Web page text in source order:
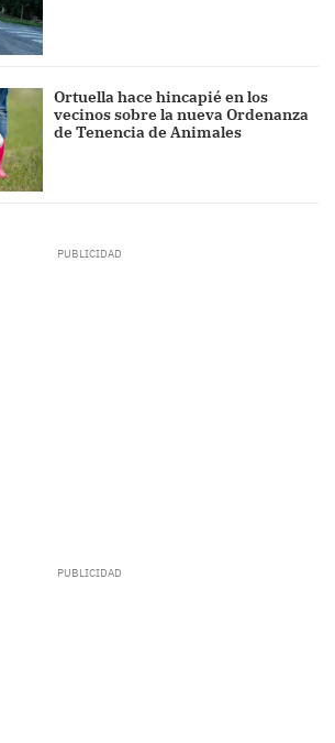
Ortuella hace hincapié en los
vecinos sobre la nueva Ordenanza
de Tenencia de Animales